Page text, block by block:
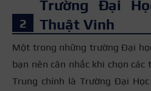
Trường Đại
Thuật Vinh
Một trong những trường Đại
bạn nên cân nhắc khi chọn
Trung chính là Trường Đại